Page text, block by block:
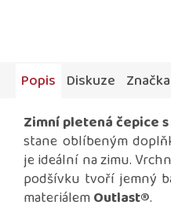
Popis Diskuze Značka
Zimní pletená čepice
stane oblíbeným
je ideální na zimu.
podšívku tvoří jemný
materiálemOutlast®.